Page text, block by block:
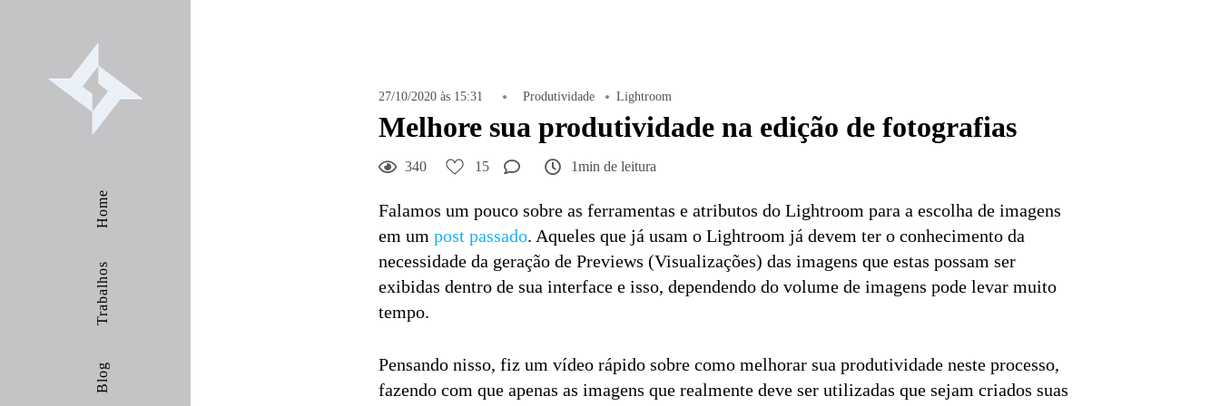
Home
Trabalhos
Blog
27/10/2020 às 15:31 Produtividade Lightroom
Melhore sua produtividade na edição de fotografias
340 15 1min de leitura
Falamos um pouco sobre as ferramentas e atributos do Lightroom para a escolha de imagens
em um post passado. Aqueles que já usam o Lightroom já devem ter o conhecimento da
necessidade da geração de Previews (Visualizações) das imagens que estas possam ser
exibidas dentro de sua interface e isso, dependendo do volume de imagens pode levar muito
tempo.
Pensando nisso, fiz um vídeo rápido sobre como melhorar sua produtividade neste processo,
fazendo com que apenas as imagens que realmente deve ser utilizadas que sejam criados suas